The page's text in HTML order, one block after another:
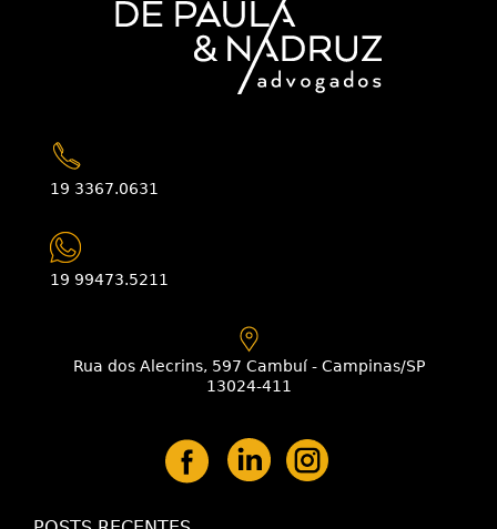
19 3367.0631
19 99473.5211
Rua dos Alecrins, 597 Cambuí - Campinas/SP
13024-411